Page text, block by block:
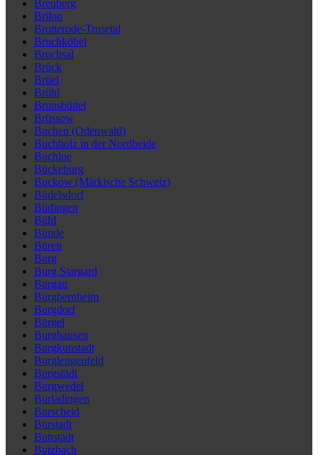
Breuberg
Brilon
Brotterode-Trusetal
Bruchköbel
Bruchsal
Brück
Brüel
Brühl
Brunsbüttel
Brüssow
Buchen (Odenwald)
Buchholz in der Nordheide
Buchloe
Bückeburg
Buckow (Märkische Schweiz)
Büdelsdorf
Büdingen
Bühl
Bünde
Büren
Burg
Burg Stargard
Burgau
Burgbernheim
Burgdorf
Bürgel
Burghausen
Burgkunstadt
Burglengenfeld
Burgstädt
Burgwedel
Burladingen
Burscheid
Bürstadt
Buttstädt
Butzbach